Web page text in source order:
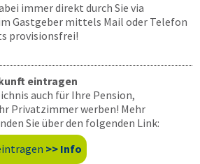
immer direkt durch Sie via
Gastgeber mittels Mail oder Telefon
provisionsfrei!
eintragen
auch für Ihre Pension,
Privatzimmer werben! Mehr
Sie über den folgenden Link:
>> Info